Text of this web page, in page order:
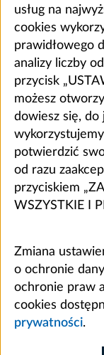
usług na
cookies
prawidłowego
analizy liczby
przycisk
możesz
dowiesz się, do
potwierdzić
od razu
przyciskiem
WSZYSTKIE I
Zmiana
o ochronie
ochronie praw
cookies
prywatności.